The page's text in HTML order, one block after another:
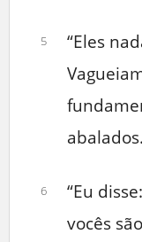
5
“Eles
abalados.
6
“Eu
vocês